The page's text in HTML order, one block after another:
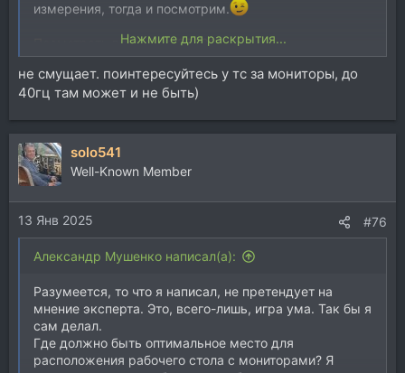
измерения, тогда и посмотрим.
Посмотреть вложение 258365
Нажмите для раскрытия...
не смущает. поинтересуйтесь у тс за мониторы, до
40гц там может и не быть)
solo541
Well-Known Member
13 Янв 2025 #76
Александр Мушенко написал(а):
Разумеется, то что я написал, не претендует на
мнение эксперта. Это, всего-лишь, игра ума. Так бы я
сам делал.
Где должно быть оптимальное место для
расположения рабочего стола с мониторами? Я